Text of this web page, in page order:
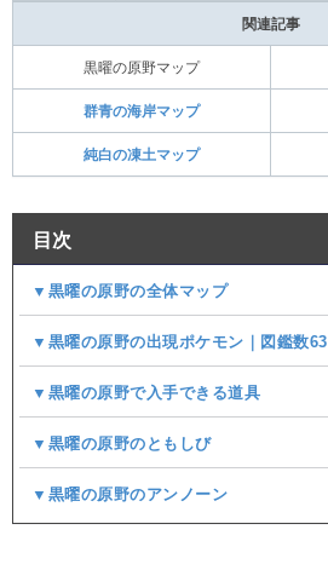
関連記事
黒曜の原野マップ
群青の海岸マップ
純白の凍土マップ
目次
▼黒曜の原野の全体マップ
▼黒曜の原野の出現ポケモン｜図鑑数63
▼黒曜の原野で入手できる道具
▼黒曜の原野のともしび
▼黒曜の原野のアンノーン